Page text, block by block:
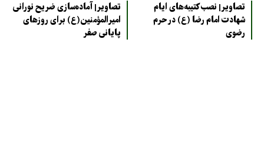
تصاویر| نصب کتیبه‌های ایام
شهادت امام رضا (ع) در حرم
رضوی
تصاویر| آماده‌سازی ضریح نورانی
امیرالمؤمنین(ع) برای روزهای
پایانی صفر